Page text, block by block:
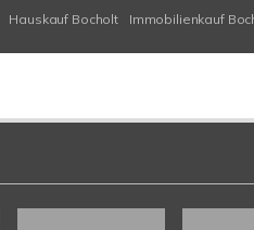
Hauskauf Bocholt Immobilienkauf